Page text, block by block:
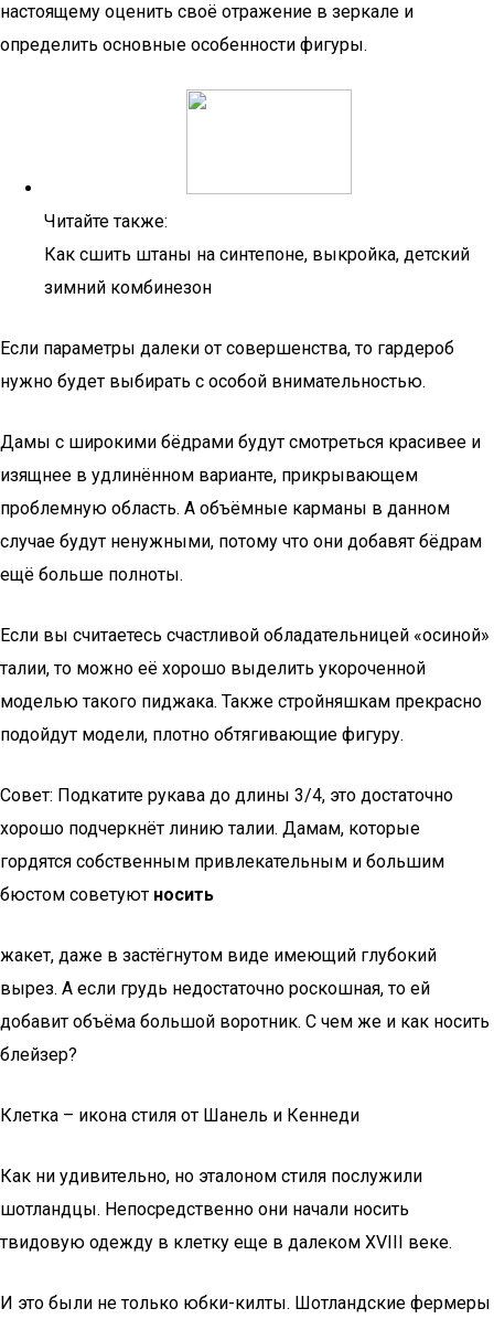
настоящему оценить своё отражение в зеркале и
определить основные особенности фигуры.
Читайте также:
Как сшить штаны на синтепоне, выкройка, детский
зимний комбинезон
Если параметры далеки от совершенства, то гардероб
нужно будет выбирать с особой внимательностью.
Дамы с широкими бёдрами будут смотреться красивее и
изящнее в удлинённом варианте, прикрывающем
проблемную область. А объёмные карманы в данном
случае будут ненужными, потому что они добавят бёдрам
ещё больше полноты.
Если вы считаетесь счастливой обладательницей «осиной»
талии, то можно её хорошо выделить укороченной
моделью такого пиджака. Также стройняшкам прекрасно
подойдут модели, плотно обтягивающие фигуру.
Совет: Подкатите рукава до длины 3/4, это достаточно
хорошо подчеркнёт линию талии. Дамам, которые
гордятся собственным привлекательным и большим
бюстом советуют носить
жакет, даже в застёгнутом виде имеющий глубокий
вырез. А если грудь недостаточно роскошная, то ей
добавит объёма большой воротник. С чем же и как носить
блейзер?
Клетка – икона стиля от Шанель и Кеннеди
Как ни удивительно, но эталоном стиля послужили
шотландцы. Непосредственно они начали носить
твидовую одежду в клетку еще в далеком XVIII веке.
И это были не только юбки-килты. Шотландские фермеры